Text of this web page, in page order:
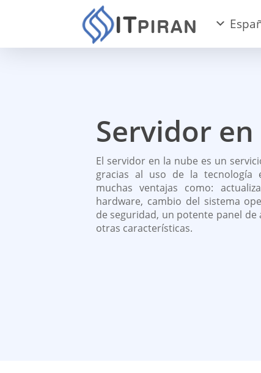
Servidor
El servidor en la nube es un
gracias al uso de la tecnología
muchas ventajas como:
hardware, cambio del sistema
de seguridad, un potente panel
otras características.